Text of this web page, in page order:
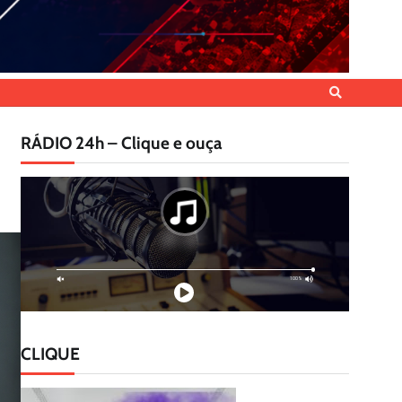
RÁDIO 24h – Clique e ouça
CLIQUE